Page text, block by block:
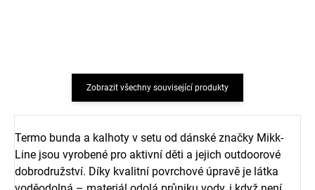
Zobrazit všechny související produkty
Termo bunda a kalhoty v setu od dánské značky Mikk-
Line jsou vyrobené pro aktivní děti a jejich outdoorové
dobrodružství. Díky kvalitní povrchové úpravě je látka